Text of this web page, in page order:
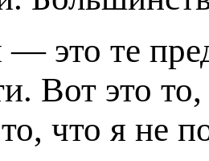
это те
Вот это
что я не